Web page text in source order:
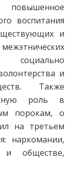
повышенное
воспитания
и
социально
и
Также
роль в
порокам, о
на третьем
наркомании,
обществе,